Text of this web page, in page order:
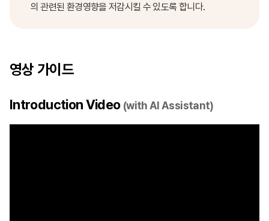
의 관련된 환경영향을 저감시킬 수 있도록 합니다.
영상 가이드
Introduction Video (with AI Assistant)